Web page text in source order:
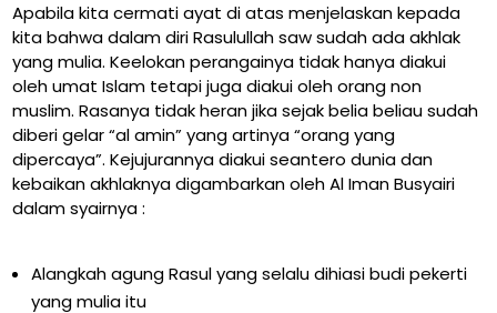
Apabila kita cermati ayat di atas menjelaskan kepada
kita bahwa dalam diri Rasulullah saw sudah ada akhlak
yang mulia. Keelokan perangainya tidak hanya diakui
oleh umat Islam tetapi juga diakui oleh orang non
muslim. Rasanya tidak heran jika sejak belia beliau sudah
diberi gelar “al amin” yang artinya “orang yang
dipercaya”. Kejujurannya diakui seantero dunia dan
kebaikan akhlaknya digambarkan oleh Al Iman Busyairi
dalam syairnya :
Alangkah agung Rasul yang selalu dihiasi budi pekerti
yang mulia itu